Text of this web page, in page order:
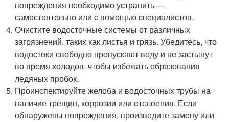
повреждения необходимо устранить —
самостоятельно или с помощью специалистов.
Очистите водосточные системы от различных
загрязнений, таких как листья и грязь. Убедитесь, что
водостоки свободно пропускают воду и не застынут
во время холодов, чтобы избежать образования
ледяных пробок.
Проинспектируйте желоба и водосточных трубы на
наличие трещин, коррозии или отслоения. Если
обнаружены повреждения, произведите замену или